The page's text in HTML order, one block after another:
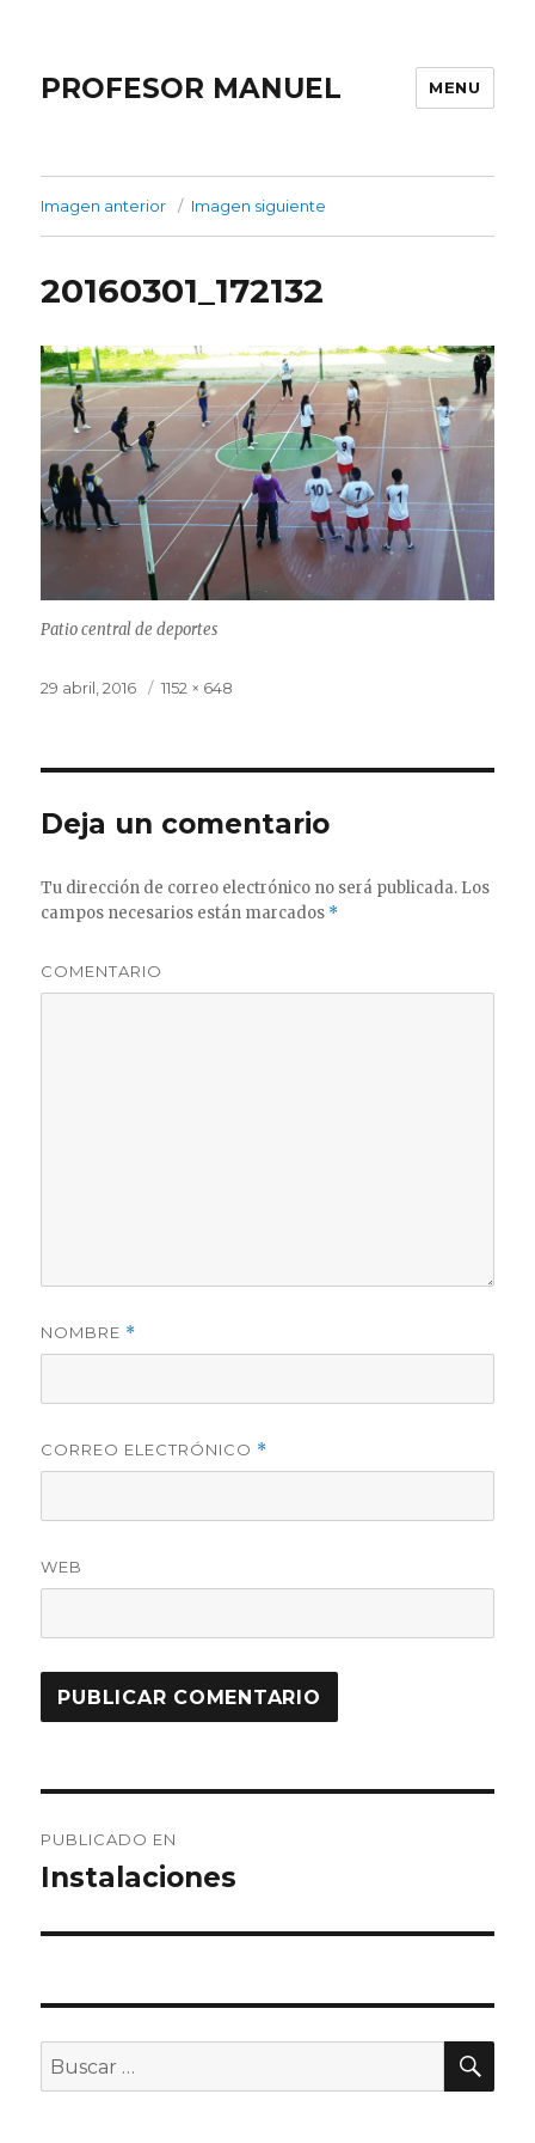
PROFESOR MANUEL MENU
Imagen anterior Imagen siguiente
20160301_172132
Patio central de deportes
Publicado
29 abril, 2016
Tamaño
1152 × 648
Deja un comentario
Tu dirección de correo electrónico no será publicada. Los
campos necesarios están marcados *
COMENTARIO
NOMBRE *
CORREO ELECTRÓNICO *
WEB
de
PUBLICADO EN
Instalaciones
Buscar
por: